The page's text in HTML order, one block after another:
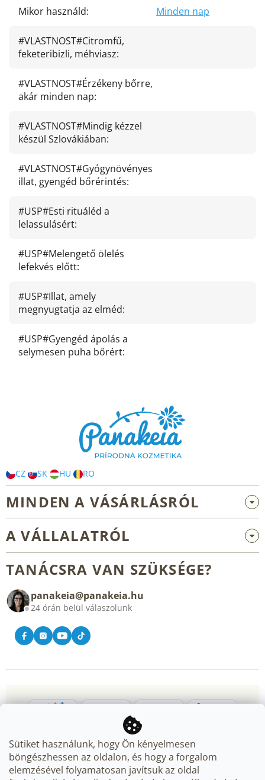
Sütiket használunk, hogy Ön kényelmesen
böngészhessen az oldalon, és hogy a forgalom
elemzésével folyamatosan javítsuk az oldal
Mikor használd: Minden nap
#VLASTNOST#Citromfű,
feketeribizli, méhviasz:
#VLASTNOST#Érzékeny bőrre,
akár minden nap:
#VLASTNOST#Mindig kézzel
készül Szlovákiában:
#VLASTNOST#Gyógynövényes
illat, gyengéd bőrérintés:
#USP#Esti rituáléd a
lelassulásért:
#USP#Melengető ölelés
lefekvés előtt:
#USP#Illat, amely
megnyugtatja az elméd:
#USP#Gyengéd ápolás a
selymesen puha bőrért:
CZ SK HU RO
MINDEN A VÁSÁRLÁSRÓL
Nagykereskedelem és együttműködés
Általános üzleti feltételek
A VÁLLALATRÓL
Kapcsolat
TANÁCSRA VAN SZÜKSÉGE?
panakeia@panakeia.hu
24 órán belül válaszolunk
Copyright 2026Panakeia.hu. Minden jog fenntartva.